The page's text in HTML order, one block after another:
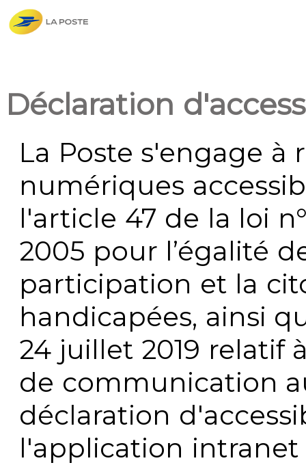
Déclaration
La Poste s'engage à
numériques
l'article 47 de la loi
2005 pour l’égalité
participation et la
handicapées, ainsi
24 juillet 2019 relatif
de communication
déclaration
l'application